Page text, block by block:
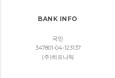
BANK INFO
국민
347801-04-123137
(주)히프나틱